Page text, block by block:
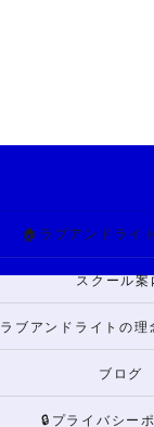
🏠ラブアンドライ
スクール案
ブログ
🔒プライバシー